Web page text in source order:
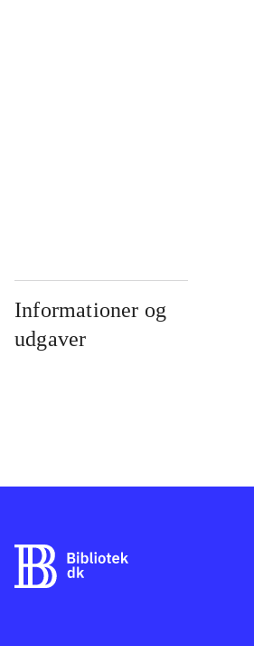
Informationer og
udgaver